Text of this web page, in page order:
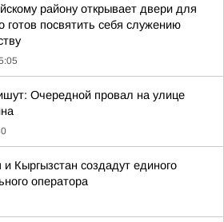
району открывает двери для
готов посвятить себя служению
Очередной провал на улице
и Кыргызстан создадут единого
оператора